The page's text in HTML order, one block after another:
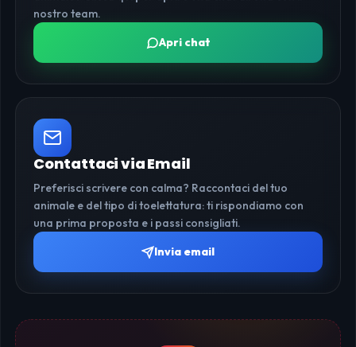
nostro team.
Apri chat
Contattaci via Email
Preferisci scrivere con calma? Raccontaci del tuo
animale e del tipo di toelettatura: ti rispondiamo con
una prima proposta e i passi consigliati.
Invia email